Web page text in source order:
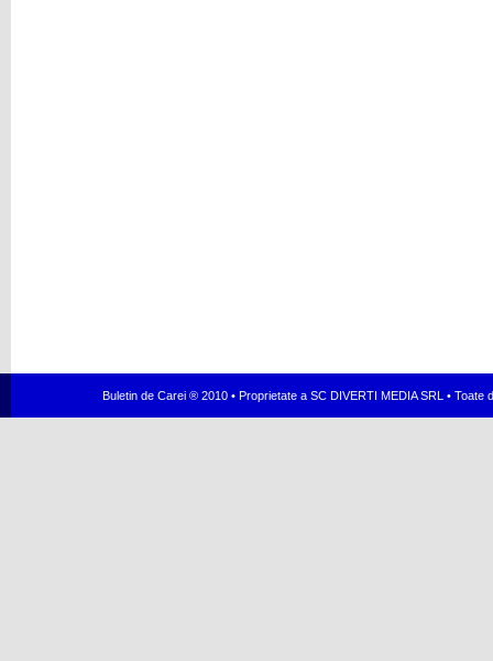
Buletin de Carei ® 2010 • Proprietate a SC DIVERTI MEDIA SRL •